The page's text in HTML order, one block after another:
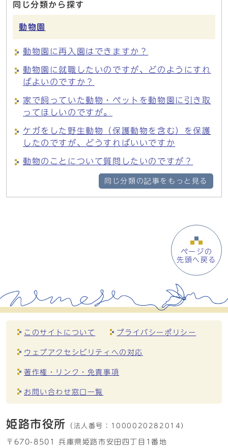
同じ分類から探す
動物園
動物園に再入園はできますか？
動物園に就職したいのですが、どのようにすれ
ばよいのですか？
家で飼っていた動物・ペットを動物園に引き取
ってほしいのですが。
ケガをした野生動物（保護動物を含む）を保護
したのですが、どうすればいいですか
動物のことについて質問したいのですが？
同じ分類の記事をもっと見る
ページの
先頭へ戻る
このサイトについて プライバシーポリシー
ウェブアクセシビリティへの対応
著作権・リンク・免責事項
お問い合わせ窓口一覧
姫路市役所 （法人番号： 1000020282014）
〒670-8501 兵庫県姫路市安田四丁目1番地